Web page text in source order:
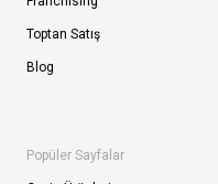
Toptan Satış
Blog
Popüler Sayfalar